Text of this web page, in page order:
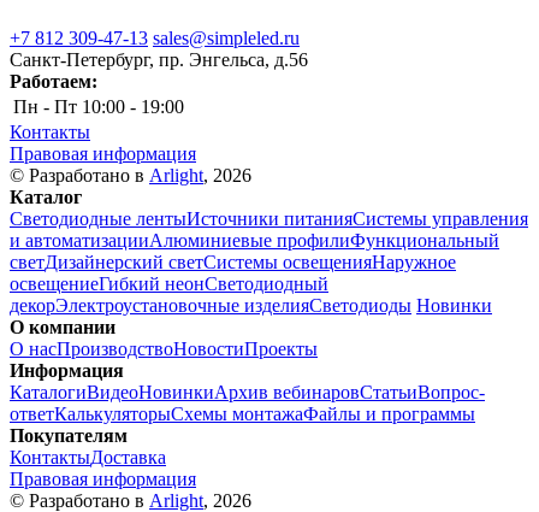
+7 812 309-47-13 sales@simpleled.ru
Санкт-Петербург, пр. Энгельса, д.56
Работаем:
Пн - Пт 10:00 - 19:00
Контакты
Правовая информация
© Разработано в Arlight, 2026
Каталог
Светодиодные лентыИсточники питанияСистемы управления
и автоматизацииАлюминиевые профилиФункциональный
светДизайнерский светСистемы освещенияНаружное
освещениеГибкий неонСветодиодный
декорЭлектроустановочные изделияСветодиоды Новинки
О компании
О насПроизводствоНовостиПроекты
Информация
КаталогиВидеоНовинкиАрхив вебинаровСтатьиВопрос-
ответКалькуляторыСхемы монтажаФайлы и программы
Покупателям
КонтактыДоставка
Правовая информация
© Разработано в Arlight, 2026